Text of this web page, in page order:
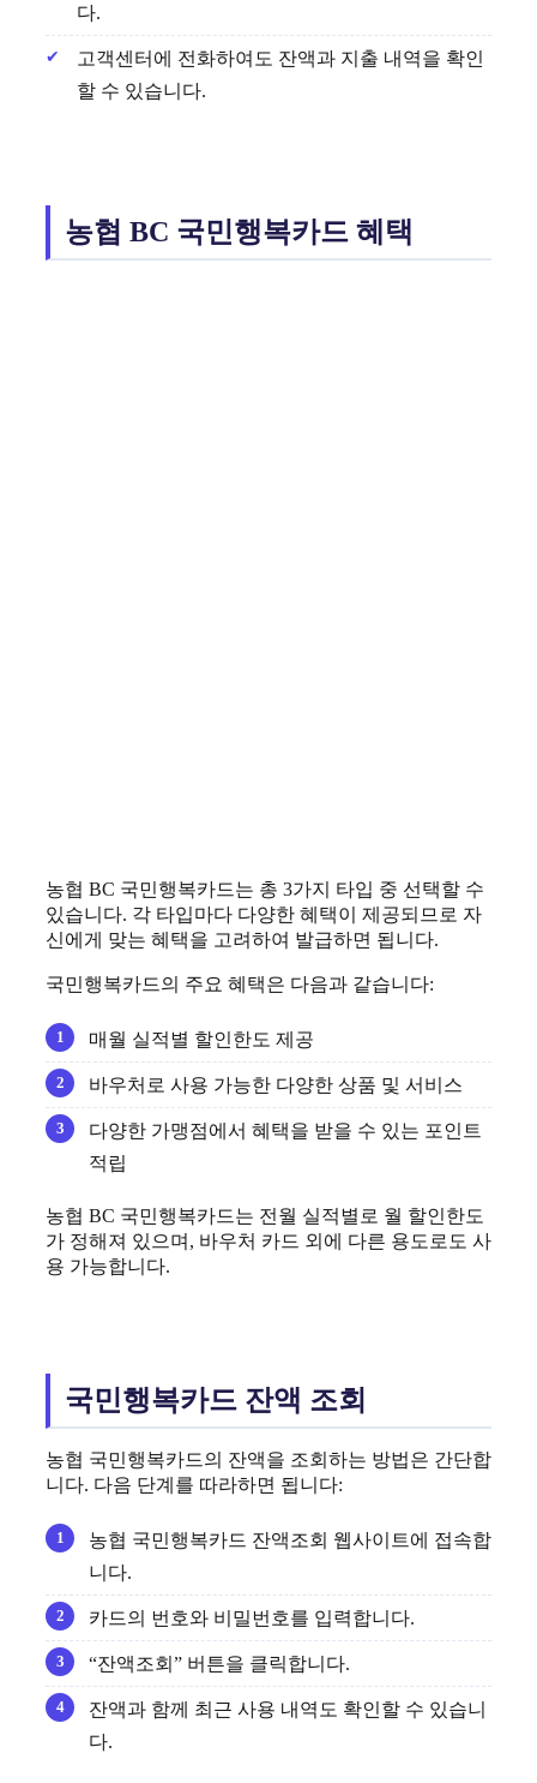
다.
고객센터에 전화하여도 잔액과 지출 내역을 확인
할 수 있습니다.
농협 BC 국민행복카드 혜택
농협 BC 국민행복카드는 총 3가지 타입 중 선택할 수
있습니다. 각 타입마다 다양한 혜택이 제공되므로 자
신에게 맞는 혜택을 고려하여 발급하면 됩니다.
국민행복카드의 주요 혜택은 다음과 같습니다:
매월 실적별 할인한도 제공
바우처로 사용 가능한 다양한 상품 및 서비스
다양한 가맹점에서 혜택을 받을 수 있는 포인트
적립
농협 BC 국민행복카드는 전월 실적별로 월 할인한도
가 정해져 있으며, 바우처 카드 외에 다른 용도로도 사
용 가능합니다.
국민행복카드 잔액 조회
농협 국민행복카드의 잔액을 조회하는 방법은 간단합
니다. 다음 단계를 따라하면 됩니다:
농협 국민행복카드 잔액조회 웹사이트에 접속합
니다.
카드의 번호와 비밀번호를 입력합니다.
“잔액조회” 버튼을 클릭합니다.
잔액과 함께 최근 사용 내역도 확인할 수 있습니
다.